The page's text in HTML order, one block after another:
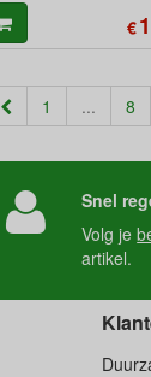
€
1 ... 8
Snel
Volg je
artikel.